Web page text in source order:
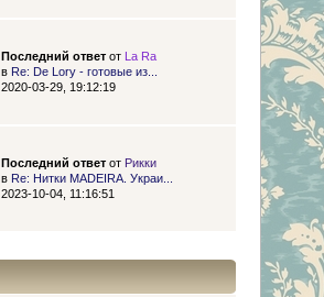
Последний ответот
La Ra
в Re: De Lory - готовые из...
2020-03-29, 19:12:19
Последний ответот Рикки
в Re: Нитки MADEIRA. Украи...
2023-10-04, 11:16:51